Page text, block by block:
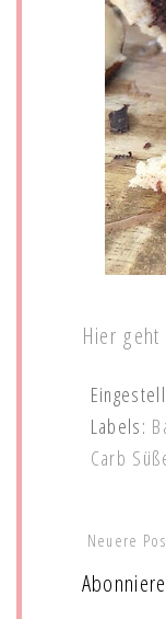
Hier
Labels:
Carb
Neuere